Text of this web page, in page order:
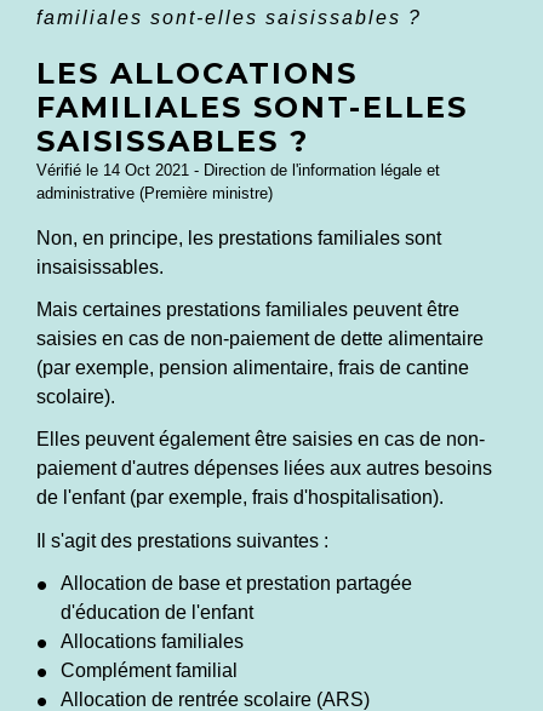
familiales sont-elles saisissables ?
LES ALLOCATIONS
FAMILIALES SONT-ELLES
SAISISSABLES ?
Vérifié le 14 Oct 2021 - Direction de l'information légale et
administrative (Première ministre)
Non, en principe, les prestations familiales sont
insaisissables.
Mais certaines prestations familiales peuvent être
saisies en cas de non-paiement de dette alimentaire
(par exemple, pension alimentaire, frais de cantine
scolaire).
Elles peuvent également être saisies en cas de non-
paiement d'autres dépenses liées aux autres besoins
de l'enfant (par exemple, frais d'hospitalisation).
Il s'agit des prestations suivantes :
Allocation de base et prestation partagée
d'éducation de l'enfant
Allocations familiales
Complément familial
Allocation de rentrée scolaire (ARS)